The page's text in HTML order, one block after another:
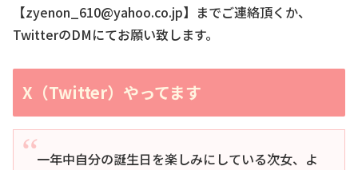
【zyenon_610@yahoo.co.jp】までご連絡頂くか、
TwitterのDMにてお願い致します。
X（Twitter）やってます
一年中自分の誕生日を楽しみにしている次女、よ